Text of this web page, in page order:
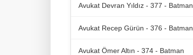
Avukat Devran Yıldız - 377 - Batman
Avukat Recep Gürün - 376 - Batman
Avukat Ömer Altın - 374 - Batman